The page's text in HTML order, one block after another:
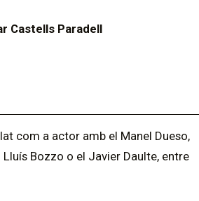
Castells Paradell
com a actor amb el Manel Dueso,
Lluís Bozzo o el Javier Daulte, entre